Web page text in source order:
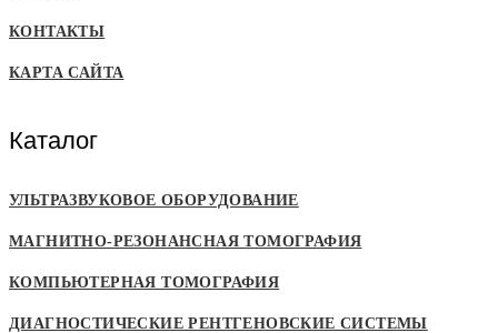
КОНТАКТЫ
КАРТА САЙТА
Каталог
УЛЬТРАЗВУКОВОЕ ОБОРУДОВАНИЕ
МАГНИТНО-РЕЗОНАНСНАЯ ТОМОГРАФИЯ
КОМПЬЮТЕРНАЯ ТОМОГРАФИЯ
ДИАГНОСТИЧЕСКИЕ РЕНТГЕНОВСКИЕ СИСТЕМЫ